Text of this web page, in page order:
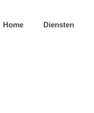
Home Diensten